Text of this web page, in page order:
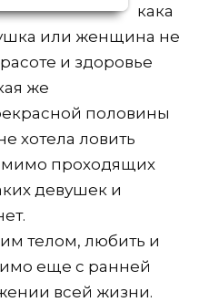
кака
или женщина не
и здоровье
же
половины
хотела ловить
проходящих
девушек и
телом, любить и
еще с ранней
всей жизни.